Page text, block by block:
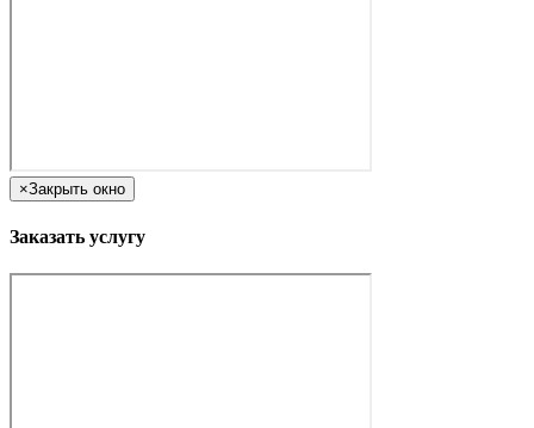
×Закрыть окно
Заказать услугу